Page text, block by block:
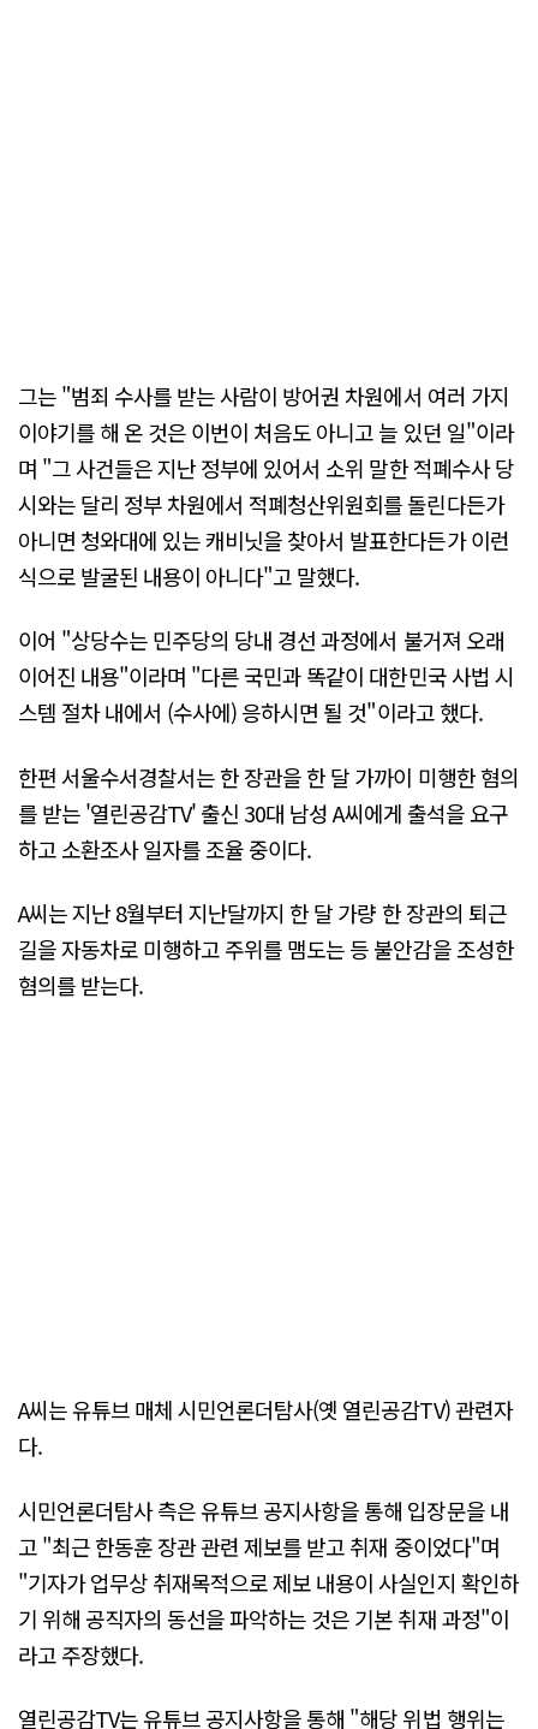
그는 "범죄 수사를 받는 사람이 방어권 차원에서 여러 가지
이야기를 해 온 것은 이번이 처음도 아니고 늘 있던 일"이라
며 "그 사건들은 지난 정부에 있어서 소위 말한 적폐수사 당
시와는 달리 정부 차원에서 적폐청산위원회를 돌린다든가
아니면 청와대에 있는 캐비닛을 찾아서 발표한다든가 이런
식으로 발굴된 내용이 아니다"고 말했다.
이어 "상당수는 민주당의 당내 경선 과정에서 불거져 오래
이어진 내용"이라며 "다른 국민과 똑같이 대한민국 사법 시
스템 절차 내에서 (수사에) 응하시면 될 것"이라고 했다.
한편 서울수서경찰서는 한 장관을 한 달 가까이 미행한 혐의
를 받는 '열린공감TV' 출신 30대 남성 A씨에게 출석을 요구
하고 소환조사 일자를 조율 중이다.
A씨는 지난 8월부터 지난달까지 한 달 가량 한 장관의 퇴근
길을 자동차로 미행하고 주위를 맴도는 등 불안감을 조성한
혐의를 받는다.
A씨는 유튜브 매체 시민언론더탐사(옛 열린공감TV) 관련자
다.
시민언론더탐사 측은 유튜브 공지사항을 통해 입장문을 내
고 "최근 한동훈 장관 관련 제보를 받고 취재 중이었다"며
"기자가 업무상 취재목적으로 제보 내용이 사실인지 확인하
기 위해 공직자의 동선을 파악하는 것은 기본 취재 과정"이
라고 주장했다.
열린공감TV는 유튜브 공지사항을 통해 "해당 위법 행위는